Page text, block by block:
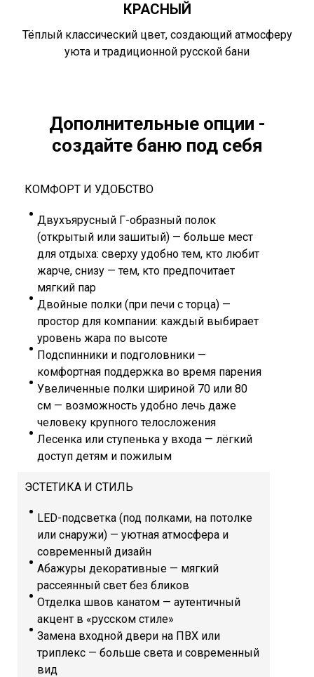
КРАСНЫЙ
Тёплый классический цвет, создающий атмосферу
уюта и традиционной русской бани
Дополнительные опции -
создайте баню под себя
КОМФОРТ И УДОБСТВО
Двухъярусный Г-образный полок
(открытый или зашитый) — больше мест
для отдыха: сверху удобно тем, кто любит
жарче, снизу — тем, кто предпочитает
мягкий пар
Двойные полки (при печи с торца) —
простор для компании: каждый выбирает
уровень жара по высоте
Подспинники и подголовники —
комфортная поддержка во время парения
Увеличенные полки шириной 70 или 80
см — возможность удобно лечь даже
человеку крупного телосложения
Лесенка или ступенька у входа — лёгкий
доступ детям и пожилым
ЭСТЕТИКА И СТИЛЬ
LED-подсветка (под полками, на потолке
или снаружи) — уютная атмосфера и
современный дизайн
Абажуры декоративные — мягкий
рассеянный свет без бликов
Отделка швов канатом — аутентичный
акцент в «русском стиле»
Замена входной двери на ПВХ или
триплекс — больше света и современный
вид